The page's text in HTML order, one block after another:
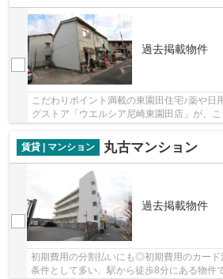
過去掲載物件
こだわりポイント満載の東園田住宅♪薬や日
グストア「ウエルシア尼崎東園田店」が、こ
ろにあります♪駅から徒歩3分というアクセ
賃貸 | マンション
丸古マンション
過去掲載物件
初期費用の分割払いにも◎初期費用のカー
条件として多い、駅から徒歩8分にある物件